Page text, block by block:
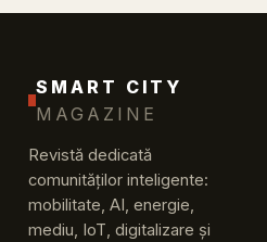
SMART CITY
MAGAZINE
Revistă dedicată
comunităților inteligente:
mobilitate, AI, energie,
mediu, IoT, digitalizare și